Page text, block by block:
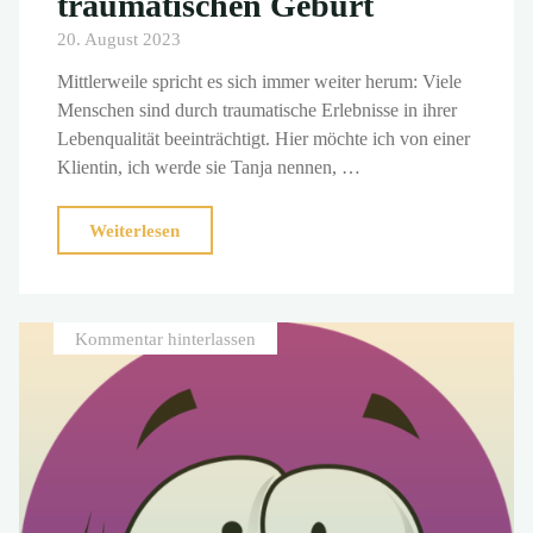
20. August 2023
Mittlerweile spricht es sich immer weiter herum: Viele
Menschen sind durch traumatische Erlebnisse in ihrer
Lebenqualität beeinträchtigt. Hier möchte ich von einer
Klientin, ich werde sie Tanja nennen, …
Weiterlesen
traumatischen
Kommentar hinterlassen